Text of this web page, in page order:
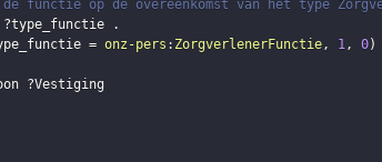
functie op de overeenkomst van het type
?type_functie
.
= onz-pers : ZorgverlenerFunctie, 1, 0)
?Vestiging